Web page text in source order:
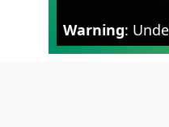
Warning :
/var/www/